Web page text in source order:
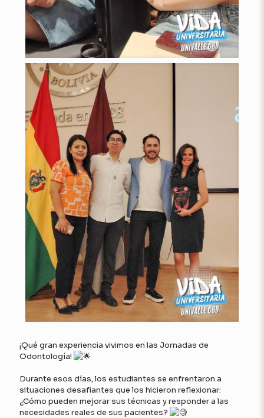
¡Qué gran experiencia vivimos en las Jornadas de
Odontología!
Durante esos días, los estudiantes se enfrentaron a
situaciones desafiantes que los hicieron reflexionar:
¿Cómo pueden mejorar sus técnicas y responder a las
necesidades reales de sus pacientes?